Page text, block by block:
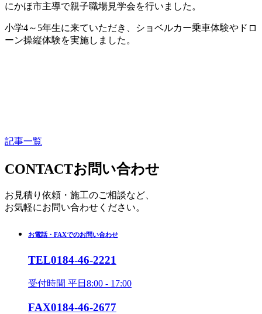
にかほ市主導で親子職場見学会を行いました。
小学4～5年生に来ていただき、ショベルカー乗車体験やドロ
ーン操縦体験を実施しました。
記事一覧
CONTACTお問い合わせ
お見積り依頼・施工のご相談など、
お気軽にお問い合わせください。
お電話・FAXでのお問い合わせ
TEL0184-46-2221
受付時間 平日8:00 - 17:00
FAX0184-46-2677